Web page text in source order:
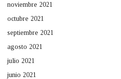
noviembre 2021
octubre 2021
septiembre 2021
agosto 2021
julio 2021
junio 2021